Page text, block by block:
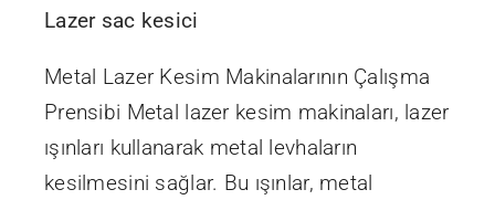
Lazer sac kesici
Metal Lazer Kesim Makinalarının Çalışma
Prensibi Metal lazer kesim makinaları, lazer
ışınları kullanarak metal levhaların
kesilmesini sağlar. Bu ışınlar, metal